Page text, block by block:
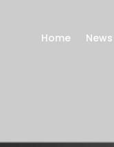
Home News